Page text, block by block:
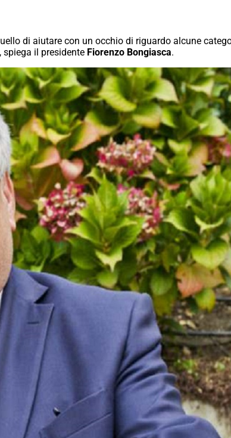
di aiutare con un occhio di riguardo alcune
spiega il presidente Fiorenzo Bongiasca.